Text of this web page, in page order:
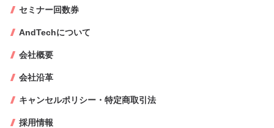
セミナー回数券
AndTechについて
会社概要
会社沿革
キャンセルポリシー・特定商取引法
採用情報